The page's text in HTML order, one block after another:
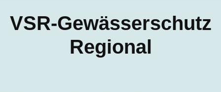
VSR-Gewässerschutz
Regional